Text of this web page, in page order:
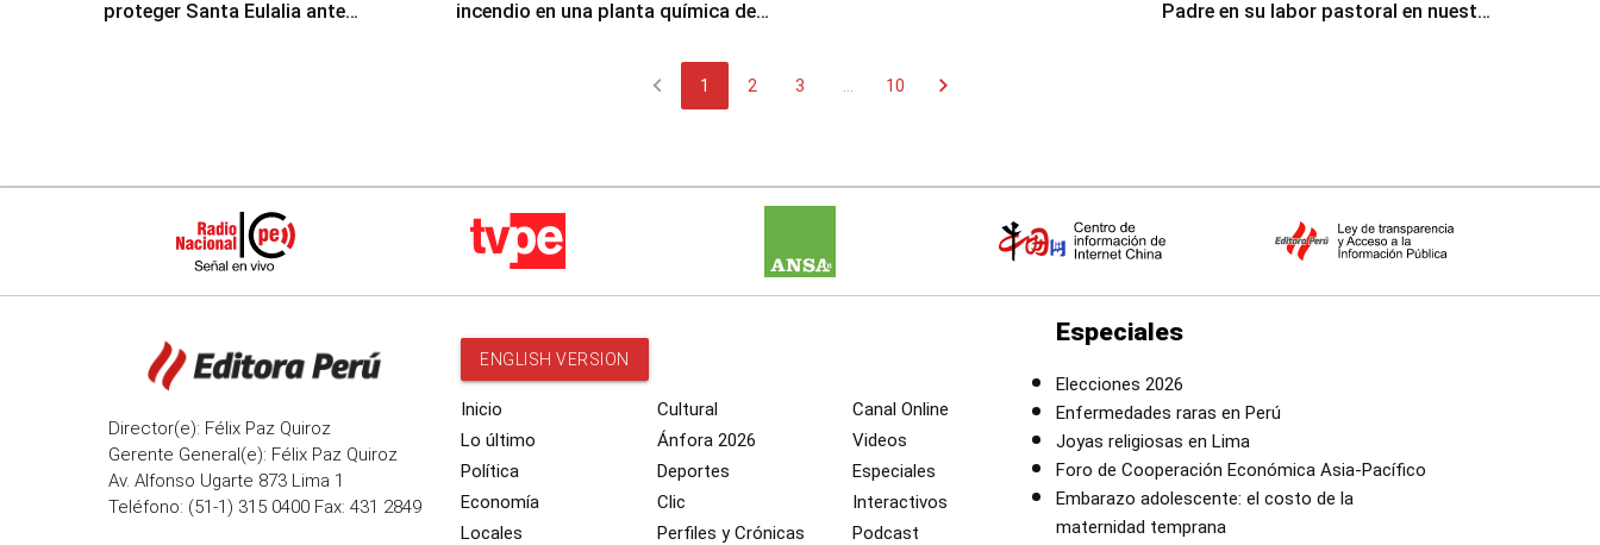
proteger Santa Eulalia ante
incendio en una planta química de
Padre en su labor pastoral en nuestro
chevron_left 1 2 3 10 chevron_right
Director(e): Félix Paz Quiroz
Gerente General(e): Félix Paz Quiroz
Av. Alfonso Ugarte 873 Lima 1
Teléfono: (51-1) 315 0400 Fax: 431 2849
ENGLISH VERSION
Inicio
Lo último
Política
Economía
Locales
Cultural
Ánfora 2026
Deportes
Clic
Perfiles y Crónicas
Canal Online
Videos
Especiales
Interactivos
Podcast
Especiales
Elecciones 2026
Enfermedades raras en Perú
Joyas religiosas en Lima
Foro de Cooperación Económica Asia-Pacífico
Embarazo adolescente: el costo de la
maternidad temprana